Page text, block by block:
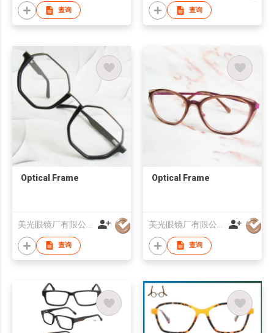
查询 查询
Optical Frame
查询
Optical Frame
查询